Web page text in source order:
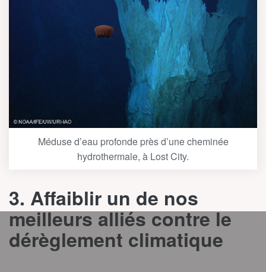
Méduse d’eau profonde près d’une cheminée
hydrothermale, à Lost City.
3. Affaiblir un de nos
meilleurs alliés contre le
dérèglement climatique